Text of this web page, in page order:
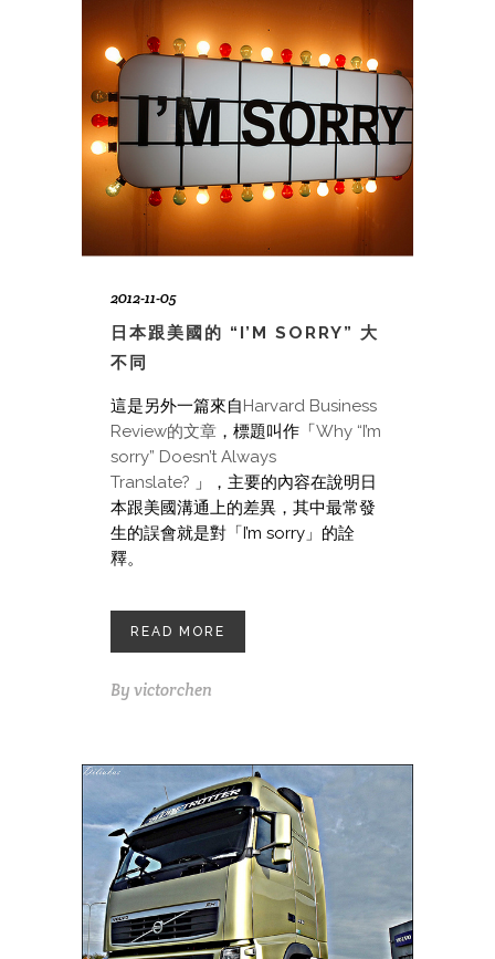
2012-11-05
日本跟美國的 “I’M SORRY” 大
不同
這是另外一篇來自Harvard Business
Review的文章 ，標題叫作「Why “I’m
sorry” Doesn’t Always
Translate? 」，主要的內容在說明日
本跟美國溝通上的差異，其中最常發
生的誤會就是對「I’m sorry」的詮
釋。
READ MORE
By victorchen